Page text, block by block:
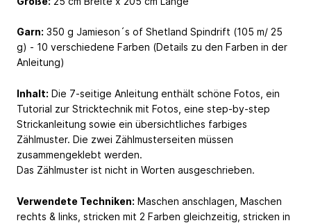
Garn: 350 g Jamieson´s of Shetland Spindrift (105 m/ 25
g) - 10 verschiedene Farben (Details zu den Farben in der
Anleitung)
Inhalt: Die 7-seitige Anleitung enthält schöne Fotos, ein
Tutorial zur Stricktechnik mit Fotos, eine step-by-step
Strickanleitung sowie ein übersichtliches farbiges
Zählmuster. Die zwei Zählmusterseiten müssen
zusammengeklebt werden.
Das Zählmuster ist nicht in Worten ausgeschrieben.
Verwendete Techniken: Maschen anschlagen, Maschen
rechts & links, stricken mit 2 Farben gleichzeitig, stricken in